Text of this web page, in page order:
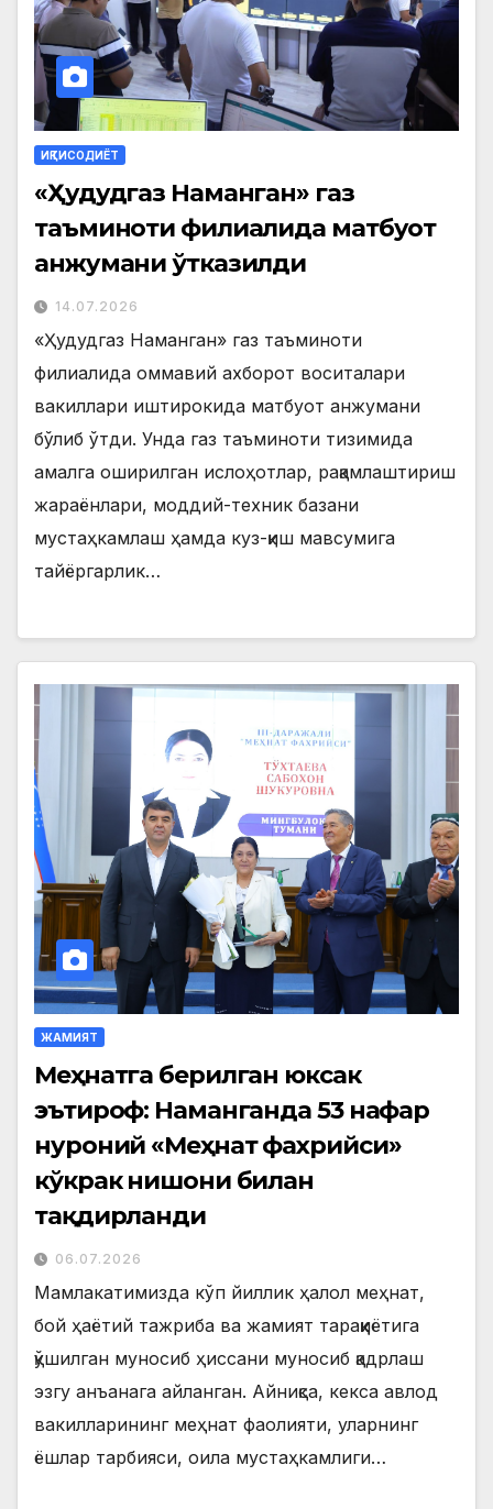
ИҚТИСОДИЁТ
«Ҳудудгаз Наманган» газ
таъминоти филиалида матбуот
анжумани ўтказилди
14.07.2026
«Ҳудудгаз Наманган» газ таъминоти
филиалида оммавий ахборот воситалари
вакиллари иштирокида матбуот анжумани
бўлиб ўтди. Унда газ таъминоти тизимида
амалга оширилган ислоҳотлар, рақамлаштириш
жараёнлари, моддий-техник базани
мустаҳкамлаш ҳамда куз-қиш мавсумига
тайёргарлик…
ЖАМИЯТ
Меҳнатга берилган юксак
эътироф: Наманганда 53 нафар
нуроний «Меҳнат фахрийси»
кўкрак нишони билан
тақдирланди
06.07.2026
Мамлакатимизда кўп йиллик ҳалол меҳнат,
бой ҳаётий тажриба ва жамият тараққиётига
қўшилган муносиб ҳиссани муносиб қадрлаш
эзгу анъанага айланган. Айниқса, кекса авлод
вакилларининг меҳнат фаолияти, уларнинг
ёшлар тарбияси, оила мустаҳкамлиги…